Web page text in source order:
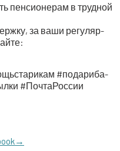
пен­си­о­не­рам в труд­ной
за ваши регу­ляр­
#пода­ри­ба­
#Поч­та­Рос­сии